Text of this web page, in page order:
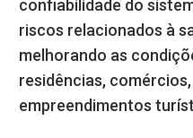
confiabilidade do
riscos relacionados à
melhorando as
residências,
empreendimentos